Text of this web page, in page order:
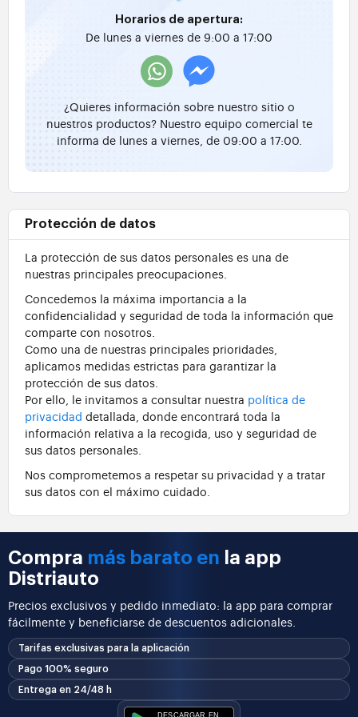
Horarios de apertura:
De lunes a viernes de 9:00 a 17:00
¿Quieres información sobre nuestro sitio o
nuestros productos? Nuestro equipo comercial te
informa de lunes a viernes, de 09:00 a 17:00.
Protección de datos
La protección de sus datos personales es una de
nuestras principales preocupaciones.
Concedemos la máxima importancia a la
confidencialidad y seguridad de toda la información que
comparte con nosotros.
Como una de nuestras principales prioridades,
aplicamos medidas estrictas para garantizar la
protección de sus datos.
Por ello, le invitamos a consultar nuestra política de
privacidad detallada, donde encontrará toda la
información relativa a la recogida, uso y seguridad de
sus datos personales.
Nos comprometemos a respetar su privacidad y a tratar
sus datos con el máximo cuidado.
Compra más barato en la app
Distriauto
Precios exclusivos y pedido inmediato: la app para comprar
fácilmente y beneficiarse de descuentos adicionales.
Tarifas exclusivas para la aplicación
Pago 100% seguro
Entrega en 24/48 h